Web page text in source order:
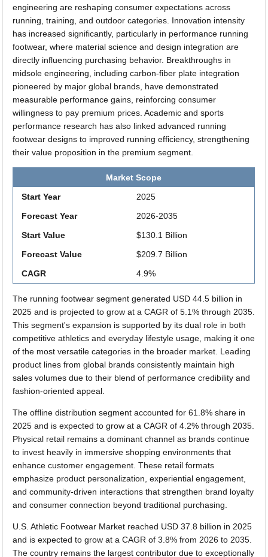
engineering are reshaping consumer expectations across
running, training, and outdoor categories. Innovation intensity
has increased significantly, particularly in performance running
footwear, where material science and design integration are
directly influencing purchasing behavior. Breakthroughs in
midsole engineering, including carbon-fiber plate integration
pioneered by major global brands, have demonstrated
measurable performance gains, reinforcing consumer
willingness to pay premium prices. Academic and sports
performance research has also linked advanced running
footwear designs to improved running efficiency, strengthening
their value proposition in the premium segment.
Market Scope
Start Year
2025
Forecast Year
2026-2035
Start Value
$130.1 Billion
Forecast Value
$209.7 Billion
CAGR
4.9%
The running footwear segment generated USD 44.5 billion in
2025 and is projected to grow at a CAGR of 5.1% through 2035.
This segment's expansion is supported by its dual role in both
competitive athletics and everyday lifestyle usage, making it one
of the most versatile categories in the broader market. Leading
product lines from global brands consistently maintain high
sales volumes due to their blend of performance credibility and
fashion-oriented appeal.
The offline distribution segment accounted for 61.8% share in
2025 and is expected to grow at a CAGR of 4.2% through 2035.
Physical retail remains a dominant channel as brands continue
to invest heavily in immersive shopping environments that
enhance customer engagement. These retail formats
emphasize product personalization, experiential engagement,
and community-driven interactions that strengthen brand loyalty
and consumer connection beyond traditional purchasing.
U.S. Athletic Footwear Market reached USD 37.8 billion in 2025
and is expected to grow at a CAGR of 3.8% from 2026 to 2035.
The country remains the largest contributor due to exceptionally